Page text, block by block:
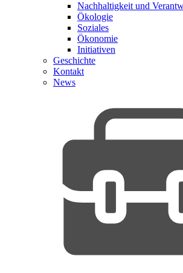
Nachhaltigkeit und
Ökologie
Soziales
Ökonomie
Initiativen
Geschichte
Kontakt
News